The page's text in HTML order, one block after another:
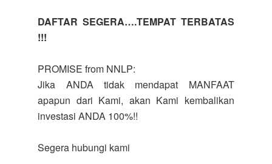
DAFTAR SEGERA….TEMPAT TERBATAS
!!!
PROMISE from NNLP:
Jika ANDA tidak mendapat MANFAAT
apapun dari Kami, akan Kami kembalikan
investasi ANDA 100%!!
Segera hubungi kami